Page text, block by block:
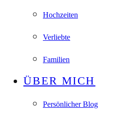
Hochzeiten
Verliebte
Familien
ÜBER MICH
Persönlicher Blog